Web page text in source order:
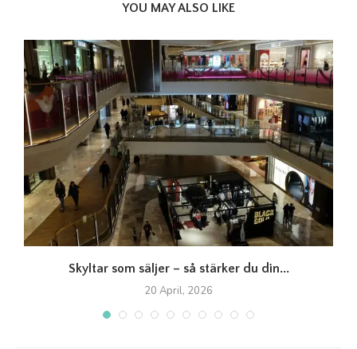
YOU MAY ALSO LIKE
Skyltar som säljer – så stärker du din...
20 April, 2026